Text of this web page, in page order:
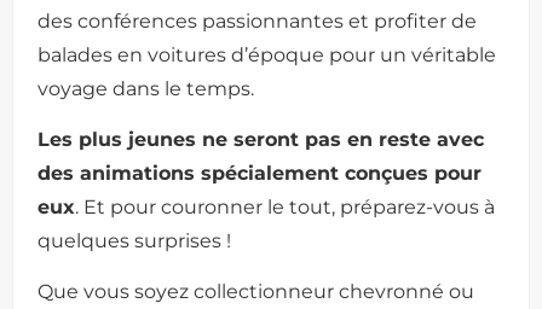
des conférences passionnantes et profiter de
balades en voitures d’époque pour un véritable
voyage dans le temps.
Les plus jeunes ne seront pas en reste avec
des animations spécialement conçues pour
eux. Et pour couronner le tout, préparez-vous à
quelques surprises !
Que vous soyez collectionneur chevronné ou